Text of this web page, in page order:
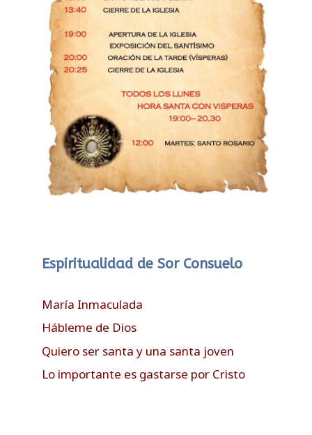
Espiritualidad de Sor Consuelo
María Inmaculada
Hábleme de Dios
Quiero ser santa y una santa joven
Lo importante es gastarse por Cristo